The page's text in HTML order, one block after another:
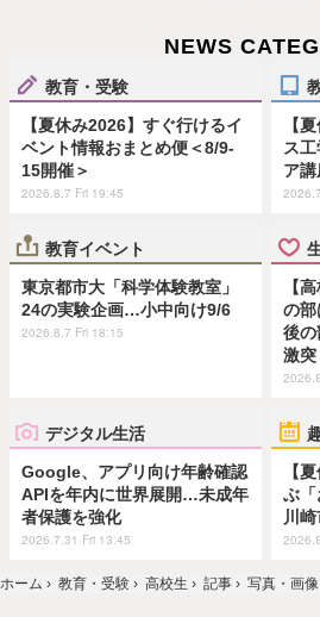
NEWS
教育・受験
【夏休み2026】すぐ行けるイ
ベント情報おまとめ便＜8/9-
15開催＞
2026.8.7 Fri 19:45
【
ス
ア
教育イベント
東京都市大「科学体験教室」
24の実験企画…小中向け9/6
2026.8.7 Fri 18:15
【
の
後
激突
デジタル生活
Google、アプリ向け年齢確認
APIを年内に世界展開…未成年
者保護を強化
2026.7.31 Fri 13:45
【
ぶ
川
ホーム › 教育・受験 › 高校生 › 記事 › 写真・画像